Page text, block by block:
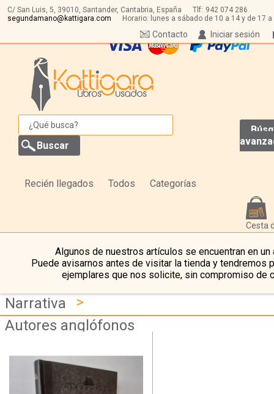
C/ San Luis, 5, 39010, Santander, Cantabria, España Tlf: 942 074 286
segundamano@kattigara.com
Horario: lunes a sábado de 10 a 14 y de 17 a
Iniciar sesión
Contacto
Recién llegados Todos Categorías
Cesta
Algunos de nuestros artículos se encuentran en un
Puede avisarnos antes de visitar la tienda y tendremos
ejemplares que nos solicite, sin compromiso de
Narrativa
>
Autores anglófonos